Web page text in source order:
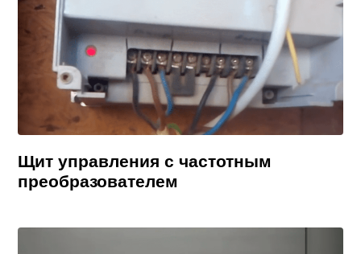
Щит управления с частотным
преобразователем